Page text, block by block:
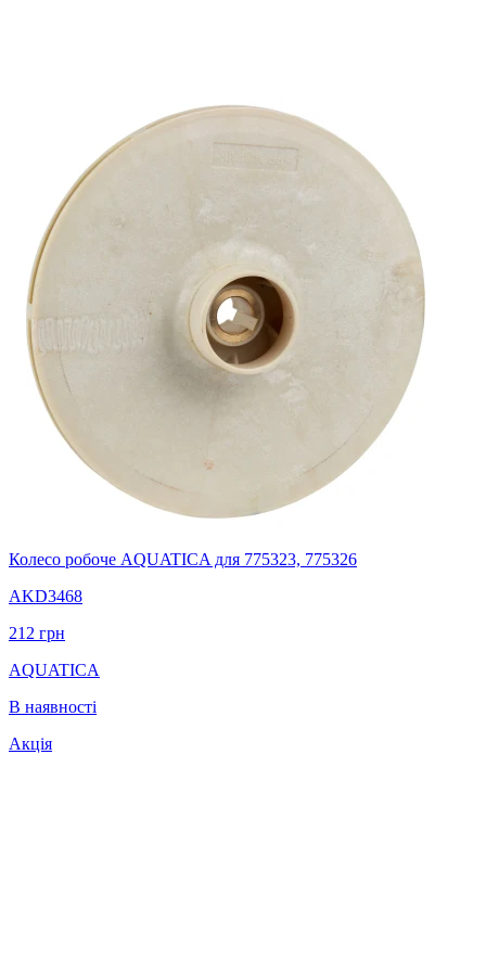
Колесо робоче AQUATICA для 775323, 775326
AKD3468
212 грн
AQUATICA
В наявності
Акція